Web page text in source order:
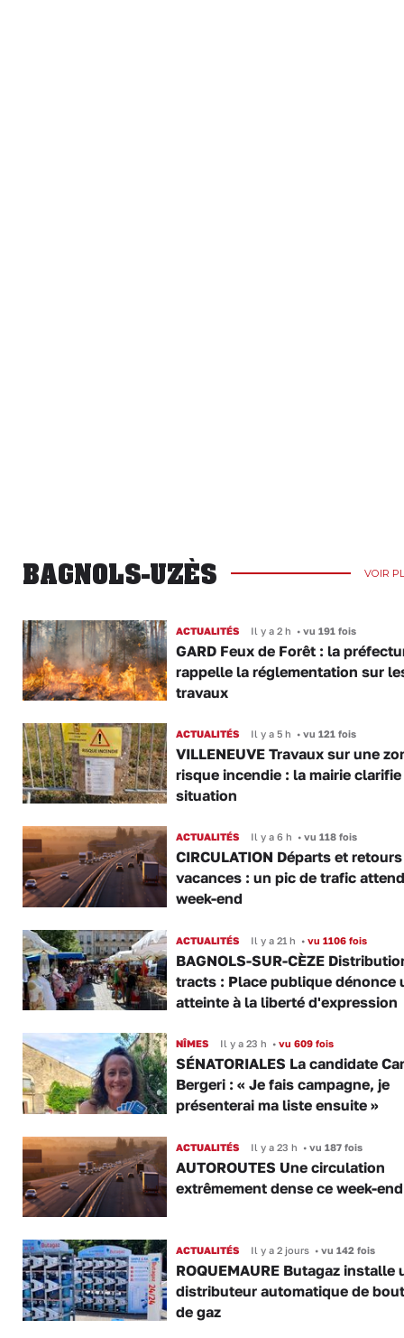
BAGNOLS-UZÈS VOIR
ACTUALITÉS Il y a 2 h •vu 191 fois
GARD Feux de Forêt : la
rappelle la réglementation sur
travaux
ACTUALITÉS Il y a 5 h •vu 121 fois
VILLENEUVE Travaux sur une
risque incendie : la mairie
situation
ACTUALITÉS Il y a 6 h •vu 118 fois
CIRCULATION Départs et
vacances : un pic de trafic
week-end
ACTUALITÉS Il y a 21 h •vu 1106 fois
BAGNOLS-SUR-CÈZE
tracts : Place publique dénonce
atteinte à la liberté d'expression
NÎMES Il y a 23 h •vu 609 fois
SÉNATORIALES La candidate
Bergeri : « Je fais campagne, je
présenterai ma liste ensuite »
ACTUALITÉS Il y a 23 h •vu 187 fois
AUTOROUTES Une circulation
extrêmement dense ce week-end
ACTUALITÉS Il y a 2 jours •vu 142 fois
ROQUEMAURE Butagaz installe
distributeur automatique de
de gaz